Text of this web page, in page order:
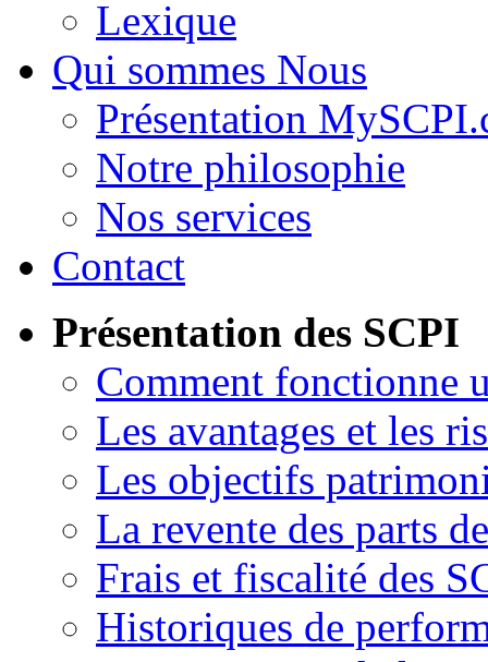
Lexique
Qui sommes Nous
Présentation
Notre philosophie
Nos services
Contact
Présentation des SCPI
Comment fonctionne
Les avantages et les
Les objectifs
La revente des parts
Frais et fiscalité des
Historiques de